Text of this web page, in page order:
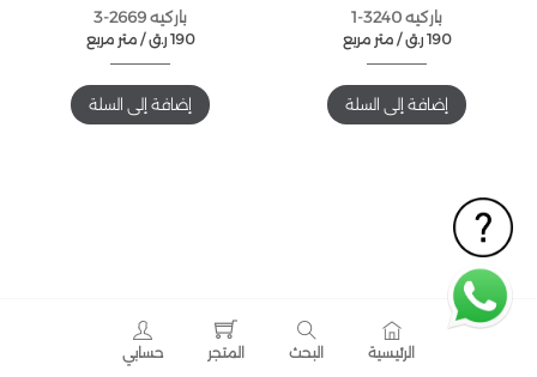
باركيه 3240-1
متر مربع / 190 ر.ق
إضافة إلى السلة
باركيه 2669-3
متر مربع / 190 ر.ق
إضافة إلى السلة
باركيه 1849-1 باركيه 1726-1 الرئيسية البحث المتجر حسابي